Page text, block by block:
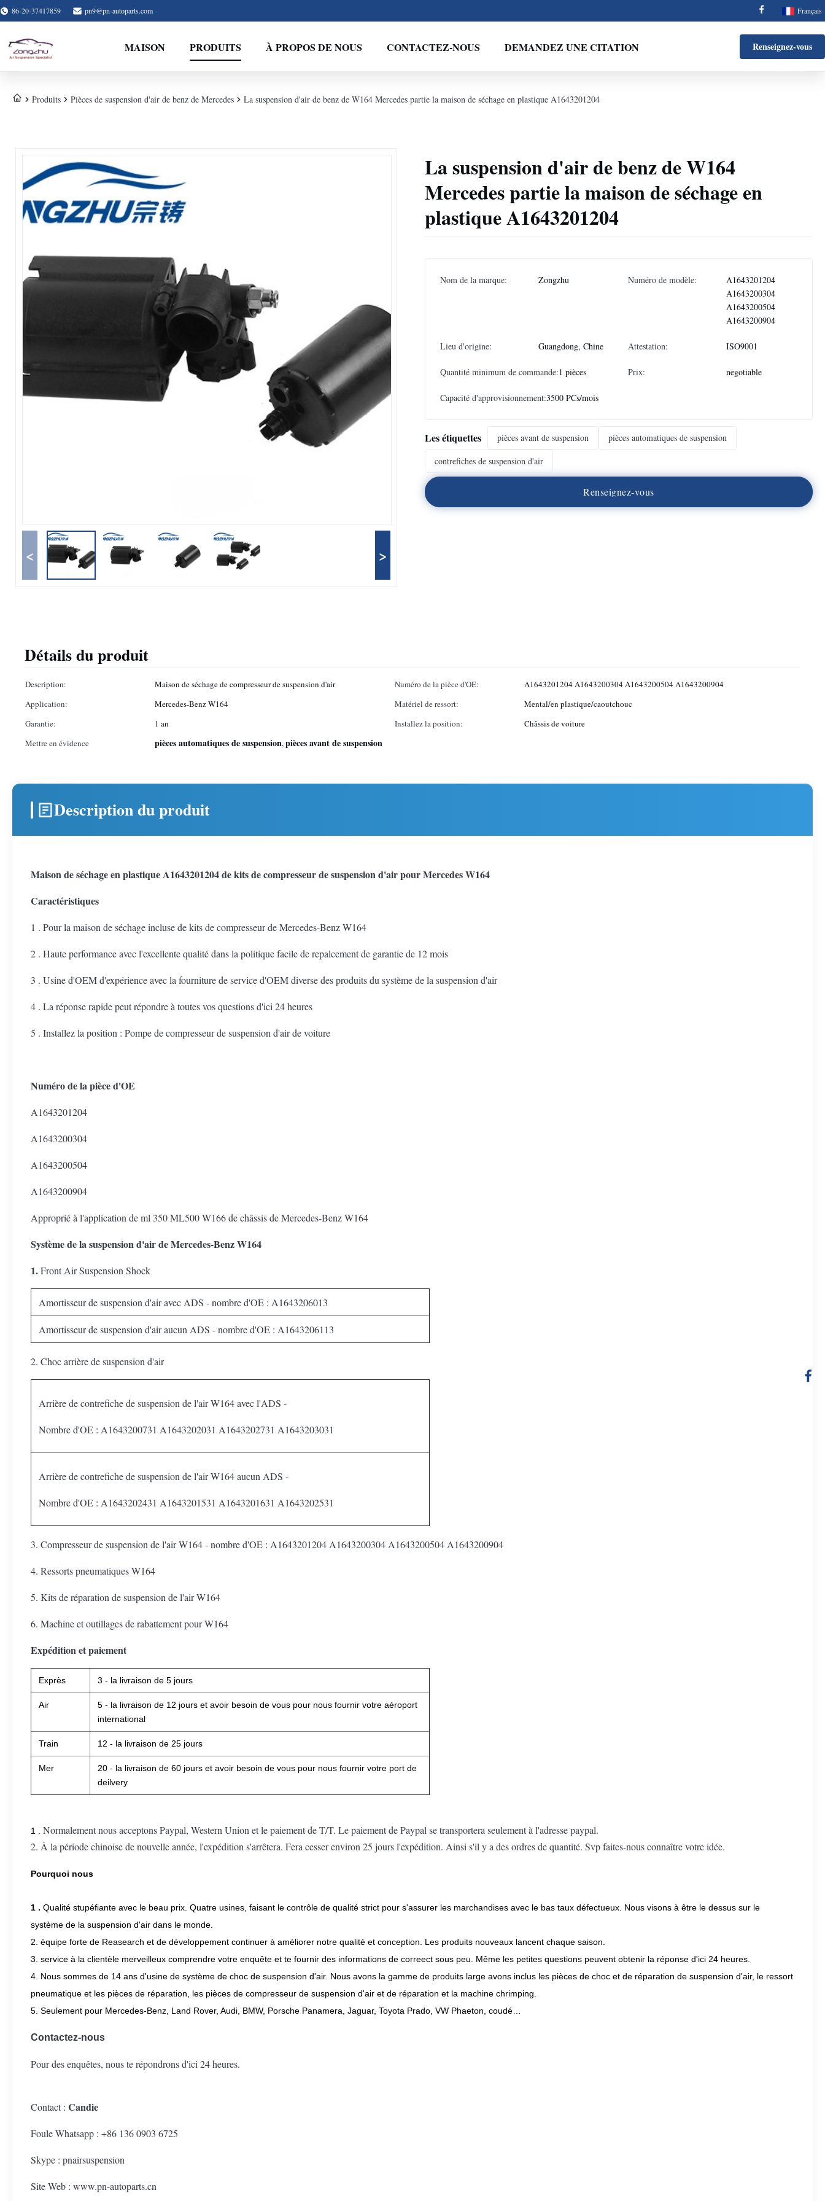
86-20-37417859 pn9@pn-autoparts.com Français
MAISON PRODUITS À PROPOS DE NOUS CONTACTEZ-NOUS DEMANDEZ UNE CITATION Renseignez-vous
Produits Pièces de suspension d'air de benz de Mercedes La suspension d'air de benz de W164 Mercedes partie la maison de séchage en plastique A1643201204
< >
La suspension d'air de benz de W164
Mercedes partie la maison de séchage en
plastique A1643201204
Nom de la marque: Zongzhu Numéro de modèle:
A1643201204
A1643200304
A1643200504
A1643200904
Lieu d'origine: Guangdong, Chine Attestation: ISO9001
Quantité minimum de commande:1 pièces Prix: negotiable
Capacité d'approvisionnement:3500 PCs/mois
Les étiquettes pièces avant de suspension
pièces automatiques de suspension
contrefiches de suspension d'air
Renseignez-vous
Détails du produit
Description: Maison de séchage de compresseur de suspension d'air Numéro de la pièce d'OE:
A1643201204 A1643200304 A1643200504 A1643200904
Application:
Mercedes-Benz W164 Matériel de ressort:
Mental/en plastique/caoutchouc
Garantie:
1 an Installez la position:
Châssis de voiture
Mettre en évidence
pièces automatiques de suspension,pièces avant de suspension
Description du produit
Maison de séchage en plastique A1643201204 de kits de compresseur de suspension d'air pour Mercedes W164
Caractéristiques
1 . Pour la maison de séchage incluse de kits de compresseur de Mercedes-Benz W164
2 . Haute performance avec l'excellente qualité dans la politique facile de repalcement de garantie de 12 mois
3 . Usine d'OEM d'expérience avec la fourniture de service d'OEM diverse des produits du système de la suspension d'air
4 . La réponse rapide peut répondre à toutes vos questions d'ici 24 heures
5 . Installez la position : Pompe de compresseur de suspension d'air de voiture
Numéro de la pièce d'OE
A1643201204
A1643200304
A1643200504
A1643200904
Approprié à l'application de ml 350 ML500 W166 de châssis de Mercedes-Benz W164
Système de la suspension d'air de Mercedes-Benz W164
1.Front Air Suspension Shock
Amortisseur de suspension d'air avec ADS - nombre d'OE : A1643206013
Amortisseur de suspension d'air aucun ADS - nombre d'OE : A1643206113
2. Choc arrière de suspension d'air
Arrière de contrefiche de suspension de l'air W164 avec l'ADS -
Nombre d'OE : A1643200731 A1643202031 A1643202731 A1643203031
Arrière de contrefiche de suspension de l'air W164 aucun ADS -
Nombre d'OE : A1643202431 A1643201531 A1643201631 A1643202531
3. Compresseur de suspension de l'air W164 - nombre d'OE : A1643201204 A1643200304 A1643200504 A1643200904
4. Ressorts pneumatiques W164
5. Kits de réparation de suspension de l'air W164
6. Machine et outillages de rabattement pour W164
Expédition et paiement
Exprès 3 - la livraison de 5 jours
Air
5 - la livraison de 12 jours et avoir besoin de vous pour nous fournir votre aéroport
international
Train 12 - la livraison de 25 jours
Mer
20 - la livraison de 60 jours et avoir besoin de vous pour nous fournir votre port de
deilvery
1 . Normalement nous acceptons Paypal, Western Union et le paiement de T/T. Le paiement de Paypal se transportera seulement à l'adresse paypal.
2. À la période chinoise de nouvelle année, l'expédition s'arrêtera. Fera cesser environ 25 jours l'expédition. Ainsi s'il y a des ordres de quantité. Svp faites-nous connaître votre idée.
Pourquoi nous
1 . Qualité stupéfiante avec le beau prix. Quatre usines, faisant le contrôle de qualité strict pour s'assurer les marchandises avec le bas taux défectueux. Nous visons à être le dessus sur le
système de la suspension d'air dans le monde.
2. équipe forte de Reasearch et de développement continuer à améliorer notre qualité et conception. Les produits nouveaux lancent chaque saison.
3. service à la clientèle merveilleux comprendre votre enquête et te fournir des informations de correect sous peu. Même les petites questions peuvent obtenir la réponse d'ici 24 heures.
4. Nous sommes de 14 ans d'usine de système de choc de suspension d'air. Nous avons la gamme de produits large avons inclus les pièces de choc et de réparation de suspension d'air, le ressort
pneumatique et les pièces de réparation, les pièces de compresseur de suspension d'air et de réparation et la machine chrimping.
5. Seulement pour Mercedes-Benz, Land Rover, Audi, BMW, Porsche Panamera, Jaguar, Toyota Prado, VW Phaeton, coudé…
Contactez-nous
Pour des enquêtes, nous te répondrons d'ici 24 heures.
Contact : Candie
Foule Whatsapp : +86 136 0903 6725
Skype : pnairsuspension
Site Web : www.pn-autoparts.cn